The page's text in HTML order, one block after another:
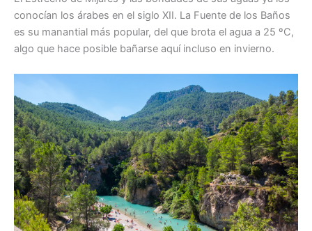
conocían los árabes en el siglo XII. La Fuente de los Baños
es su manantial más popular, del que brota el agua a 25 ºC,
algo que hace posible bañarse aquí incluso en invierno.